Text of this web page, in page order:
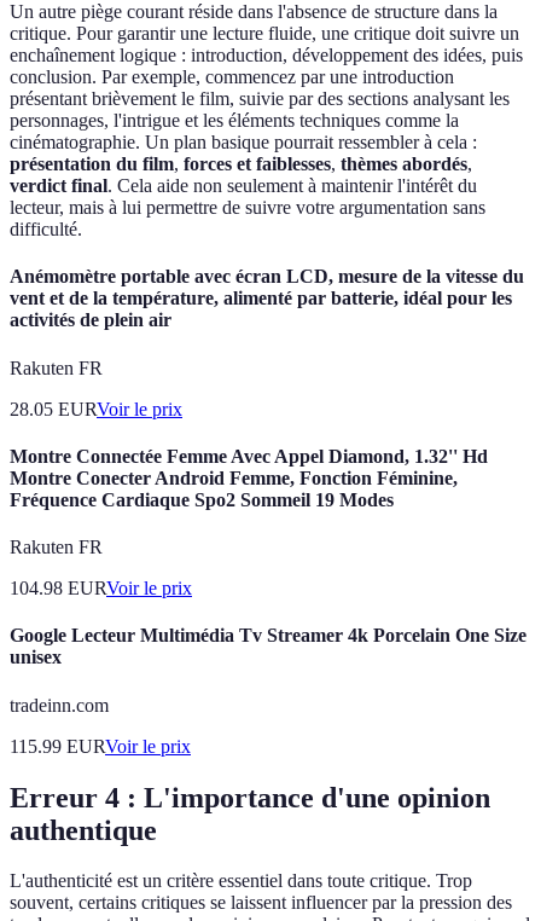
Un autre piège courant réside dans l'absence de structure dans la
critique. Pour garantir une lecture fluide, une critique doit suivre un
enchaînement logique : introduction, développement des idées, puis
conclusion. Par exemple, commencez par une introduction
présentant brièvement le film, suivie par des sections analysant les
personnages, l'intrigue et les éléments techniques comme la
cinématographie. Un plan basique pourrait ressembler à cela :
présentation du film, forces et faiblesses, thèmes abordés,
verdict final. Cela aide non seulement à maintenir l'intérêt du
lecteur, mais à lui permettre de suivre votre argumentation sans
difficulté.
Anémomètre portable avec écran LCD, mesure de la vitesse du
vent et de la température, alimenté par batterie, idéal pour les
activités de plein air
Rakuten FR
28.05 EURVoir le prix
Montre Connectée Femme Avec Appel Diamond, 1.32'' Hd
Montre Conecter Android Femme, Fonction Féminine,
Fréquence Cardiaque Spo2 Sommeil 19 Modes
Rakuten FR
104.98 EURVoir le prix
Google Lecteur Multimédia Tv Streamer 4k Porcelain One Size
unisex
tradeinn.com
115.99 EURVoir le prix
Erreur 4 : L'importance d'une opinion
authentique
L'authenticité est un critère essentiel dans toute critique. Trop
souvent, certains critiques se laissent influencer par la pression des